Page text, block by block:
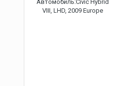
Автомобиль:Civic Hybrid
VIII, LHD, 2009 Europe